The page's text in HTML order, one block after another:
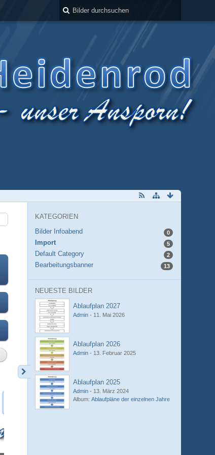
KATEGORIEN
Bilder Infoabend
0
Import 5
Default Category 2
Bearbeitungsbanner 13
NEUESTE BILDER
Ablaufplan 2027
Admin - 11. Mai 2026
Ablaufplan 2026
Admin - 13. Februar 2025
Ablaufplan 2025
Admin - 13. März 2024
Album:Ablaufpläne der einzelnen Jahre